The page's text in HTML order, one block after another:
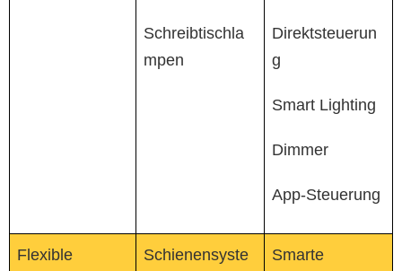
Schreibtischla
mpen
Direktsteuerun
g
Smart Lighting
Dimmer
App-Steuerung
Flexible
Schienensyste
Smarte